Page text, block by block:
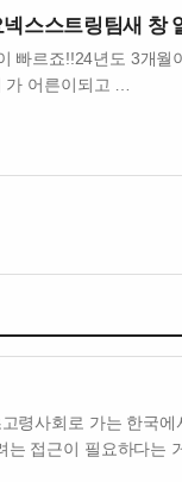
스스트링팀새 창
빠르죠!!24년도 3개월
가 어른이되고 …
령사회로 가는 한국
는 접근이 필요하다는